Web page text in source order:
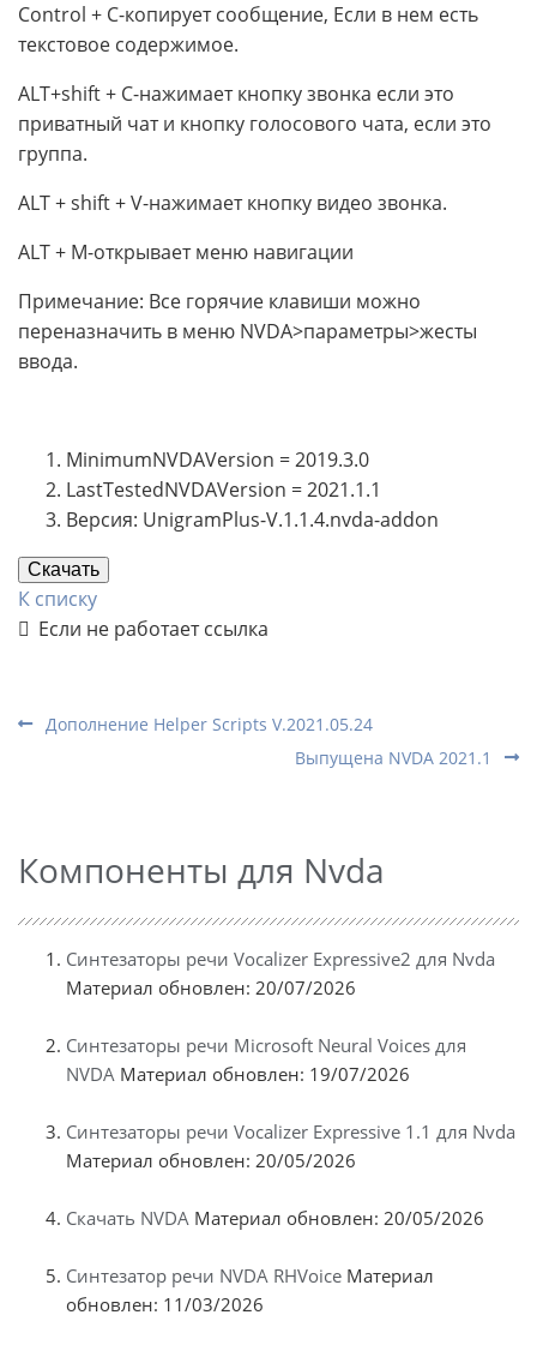
Control + C-копирует сообщение, Если в нем есть
текстовое содержимое.
ALT+shift + C-нажимает кнопку звонка если это
приватный чат и кнопку голосового чата, если это
группа.
ALT + shift + V-нажимает кнопку видео звонка.
ALT + M-открывает меню навигации
Примечание: Все горячие клавиши можно
переназначить в меню NVDA>параметры>жесты
ввода.
MinimumNVDAVersion = 2019.3.0
LastTestedNVDAVersion = 2021.1.1
Версия: UnigramPlus-V.1.1.4.nvda-addon
Скачать
К списку
Если не работает ссылка
Дополнение Helper Scripts V.2021.05.24
Выпущена NVDA 2021.1
Компоненты для Nvda
Синтезаторы речи Vocalizer Expressive2 для Nvda
Материал обновлен: 20/07/2026
Синтезаторы речи Microsoft Neural Voices для
NVDA Материал обновлен: 19/07/2026
Синтезаторы речи Vocalizer Expressive 1.1 для Nvda
Материал обновлен: 20/05/2026
Скачать NVDA Материал обновлен: 20/05/2026
Синтезатор речи NVDA RHVoice Материал
обновлен: 11/03/2026